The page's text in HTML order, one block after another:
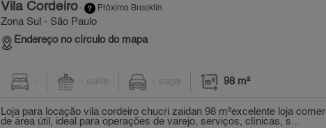
Vila Cordeiro- Próximo Brooklin
Zona Sul - São Paulo
Endereço no círculo do mapa
- - suíte - vaga 98 m²
Loja para locação vila cordeiro chucri zaidan 98 m²excelente loja
de área útil, ideal para operações de varejo, serviços, clínicas, s...